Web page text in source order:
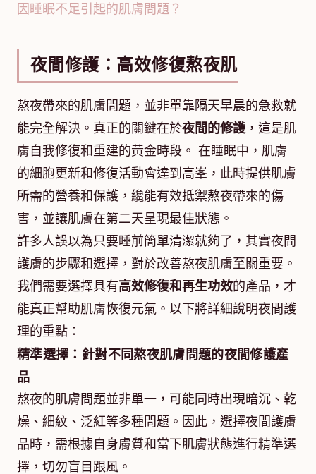
因睡眠不足引起的肌膚問題？
夜間修護：高效修復熬夜肌
熬夜帶來的肌膚問題，並非單靠隔天早晨的急救就
能完全解決。真正的關鍵在於夜間的修護，這是肌
膚自我修復和重建的黃金時段。 在睡眠中，肌膚
的細胞更新和修復活動會達到高峯，此時提供肌膚
所需的營養和保護，纔能有效抵禦熬夜帶來的傷
害，並讓肌膚在第二天呈現最佳狀態。
許多人誤以為只要睡前簡單清潔就夠了，其實夜間
護膚的步驟和選擇，對於改善熬夜肌膚至關重要。
我們需要選擇具有高效修復和再生功效的產品，才
能真正幫助肌膚恢復元氣。以下將詳細說明夜間護
理的重點：
精準選擇：針對不同熬夜肌膚問題的夜間修護產
品
熬夜的肌膚問題並非單一，可能同時出現暗沉、乾
燥、細紋、泛紅等多種問題。因此，選擇夜間護膚
品時，需根據自身膚質和當下肌膚狀態進行精準選
擇，切勿盲目跟風。